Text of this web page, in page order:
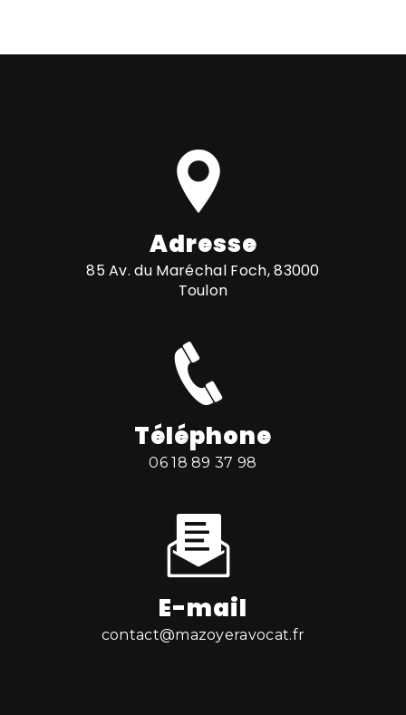
Adresse
85 Av. du Maréchal Foch, 83000
Toulon
Téléphone
06 18 89 37 98
E-mail
contact@mazoyeravocat.fr